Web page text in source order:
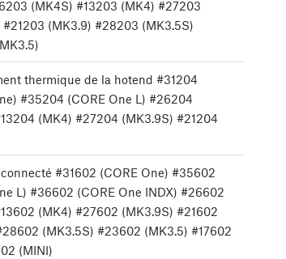
(MK4S) #13203 (MK4) #27203
#21203 (MK3.9) #28203 (MK3.5S)
thermique de la hotend #31204
#35204 (CORE One L) #26204
(MK4) #27204 (MK3.9S) #21204
#31602 (CORE One) #35602
L) #36602 (CORE One INDX) #26602
(MK4) #27602 (MK3.9S) #21602
(MK3.5S) #23602 (MK3.5) #17602
(MINI)